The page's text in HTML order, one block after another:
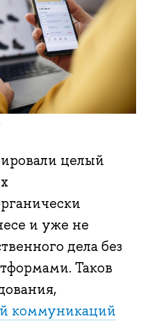
целый
и уже не
дела без
Таков
коммуникаций